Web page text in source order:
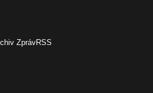
ZprávRSS